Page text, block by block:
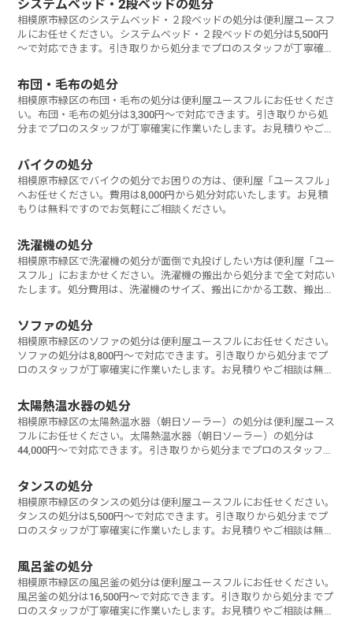
システムベッド・2段ベッドの処分
相模原市緑区のシステムベッド・２段ベッドの処分は便利屋ユースフ
ルにお任せください。システムベッド・２段ベッドの処分は5,500円
～で対応できます。引き取りから処分までプロのスタッフが丁寧確実
わせください。
布団・毛布の処分
相模原市緑区の布団・毛布の処分は便利屋ユースフルにお任せくださ
い。布団・毛布の処分は3,300円～で対応できます。引き取りから処
分までプロのスタッフが丁寧確実に作業いたします。お見積りやご相
バイクの処分
相模原市緑区でバイクの処分でお困りの方は、便利屋「ユースフル」
へお任せください。費用は8,000円から処分対応いたします。お見積
もりは無料ですのでお気軽にご相談ください。
洗濯機の処分
相模原市緑区で洗濯機の処分が面倒で丸投げしたい方は便利屋「ユー
スフル」におまかせください。洗濯機の搬出から処分まで全て対応い
たします。処分費用は、洗濯機のサイズ、搬出にかかる工数、搬出環
円から処分可能です。お見積もりは無料なので、お気軽にご相談くだ
さい。
ソファの処分
相模原市緑区のソファの処分は便利屋ユースフルにお任せください。
ソファの処分は8,800円～で対応できます。引き取りから処分までプ
ロのスタッフが丁寧確実に作業いたします。お見積りやご相談は無料
太陽熱温水器の処分
相模原市緑区の太陽熱温水器（朝日ソーラー）の処分は便利屋ユース
フルにお任せください。太陽熱温水器（朝日ソーラー）の処分は
44,000円～で対応できます。引き取りから処分までプロのスタッフが
お問い合わせください。
タンスの処分
相模原市緑区のタンスの処分は便利屋ユースフルにお任せください。
タンスの処分は5,500円～で対応できます。引き取りから処分までプ
ロのスタッフが丁寧確実に作業いたします。お見積りやご相談は無料
風呂釜の処分
相模原市緑区の風呂釜の処分は便利屋ユースフルにお任せください。
風呂釜の処分は16,500円～で対応できます。引き取りから処分までプ
ロのスタッフが丁寧確実に作業いたします。お見積りやご相談は無料